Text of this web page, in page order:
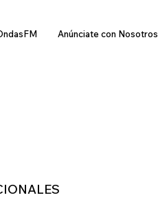
Anúnciate con Nosotros